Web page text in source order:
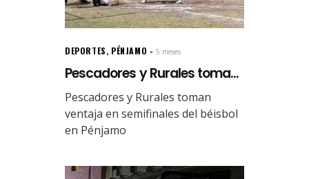
DEPORTES, PÉNJAMO 5 meses.
Pescadores y Rurales toma...
Pescadores y Rurales toman
ventaja en semifinales del béisbol
en Pénjamo